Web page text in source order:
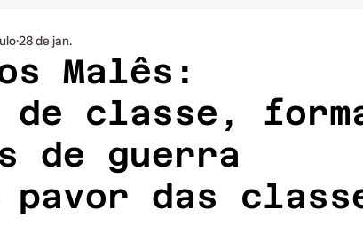
Malês:
de classe,
de guerra
das
28 de jan.